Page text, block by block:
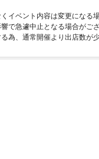
イベント内容は変更になる
で急遽中止となる場合がご